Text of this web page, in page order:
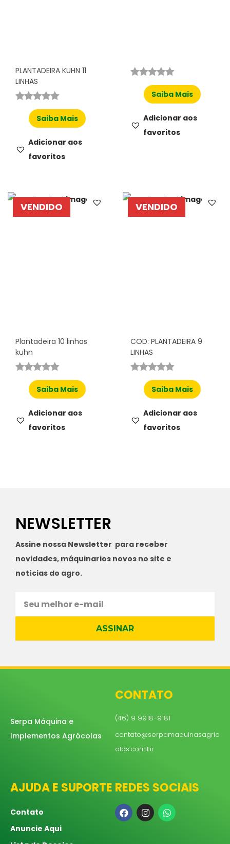
PLANTADEIRA KUHN 11
LINHAS
Saiba Mais
Adicionar aos
favoritos
Saiba Mais
Adicionar aos
favoritos
VENDIDO
Plantadeira 10 linhas
kuhn
Saiba Mais
Adicionar aos
favoritos
VENDIDO
COD: PLANTADEIRA 9
LINHAS
Saiba Mais
Adicionar aos
favoritos
NEWSLETTER
Assine nossa Newsletter para receber
novidades, máquinarios novos no site e
notícias do agro.
ASSINAR
Serpa Máquina e
Implementos Agrócolas
CONTATO
(46) 9 9918-9181
contato@serpamaquinasagric
olas.com.br
AJUDA E SUPORTE
Contato
Anuncie Aqui
REDES SOCIAIS